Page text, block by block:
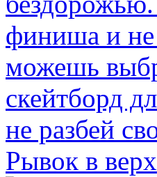
Рывок в верх